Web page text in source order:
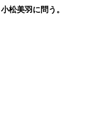
松美羽に問う。